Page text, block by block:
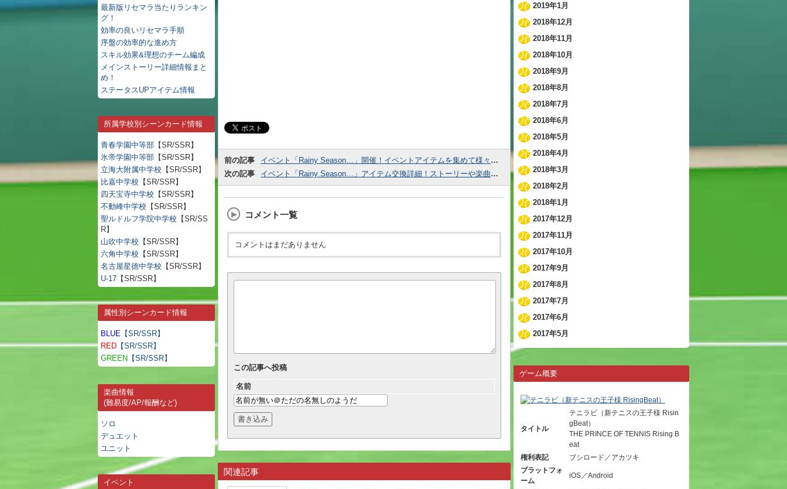
最新版リセマラ当たりランキン
グ！
効率の良いリセマラ手順
序盤の効率的な進め方
スキル効果&理想のチーム編成
メインストーリー詳細情報まと
め！
ステータスUPアイテム情報
所属学校別シーンカード情報
青春学園中等部 【SR/SSR】
氷帝学園中等部 【SR/SSR】
立海大附属中学校 【SR/SSR】
比嘉中学校 【SR/SSR】
四天宝寺中学校 【SR/SSR】
不動峰中学校 【SR/SSR】
聖ルドルフ学院中学校 【SR/SS
R】
山吹中学校 【SR/SSR】
六角中学校 【SR/SSR】
名古屋星徳中学校 【SR/SSR】
U-17 【SR/SSR】
属性別シーンカード情報
BLUE 【SR/SSR】
RED 【SR/SSR】
GREEN 【SR/SSR】
楽曲情報
(難易度/AP/報酬など)
ソロ
デュエット
ユニット
イベント
前の記事
イベント「Rainy Season…」開催！イベントアイテムを集めて様々な報酬をゲットしよう！
次の記事
イベント「Rainy Season…」アイテム交換詳細！ストーリーや楽曲・マイスペアイテムと交換しよう！
コメント一覧
コメントはまだありません
この記事へ投稿
名前
関連記事
2019年1月
2018年12月
2018年11月
2018年10月
2018年9月
2018年8月
2018年7月
2018年6月
2018年5月
2018年4月
2018年3月
2018年2月
2018年1月
2017年12月
2017年11月
2017年10月
2017年9月
2017年8月
2017年7月
2017年6月
2017年5月
ゲーム概要
タイトル
テニラビ（新テニスの王子様 Risin
gBeat）
THE PRINCE OF TENNIS Rising B
eat
権利表記
ブシロード／アカツキ
プラットフォ
ーム
iOS／Android